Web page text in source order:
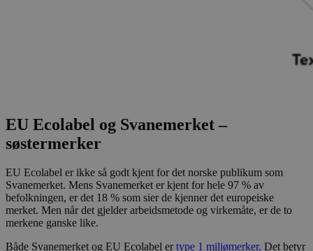
EU Ecolabel og Svanemerket –
søstermerker
EU Ecolabel er ikke så godt kjent for det norske publikum som
Svanemerket. Mens Svanemerket er kjent for hele 97 % av
befolkningen, er det 18 % som sier de kjenner det europeiske
merket. Men når det gjelder arbeidsmetode og virkemåte, er de to
merkene ganske like.
Både Svanemerket og EU Ecolabel ertype 1 miljømerker. Det betyr